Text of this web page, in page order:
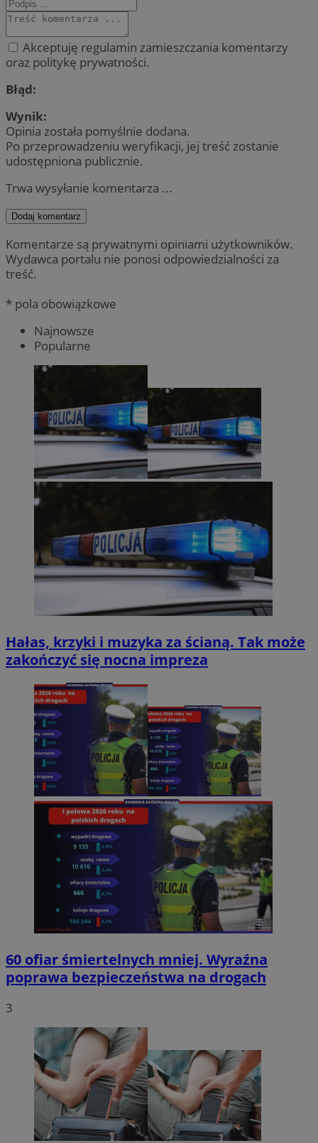
Akceptuję regulamin zamieszczania komentarzy
oraz politykę prywatności.
Błąd:
Wynik:
Opinia została pomyślnie dodana.
Po przeprowadzeniu weryfikacji, jej treść zostanie
udostępniona publicznie.
Trwa wysyłanie komentarza ...
Dodaj komentarz
Komentarze są prywatnymi opiniami użytkowników.
Wydawca portalu nie ponosi odpowiedzialności za
treść.
* pola obowiązkowe
Najnowsze
Popularne
Hałas, krzyki i muzyka za ścianą. Tak może
zakończyć się nocna impreza
60 ofiar śmiertelnych mniej. Wyraźna
poprawa bezpieczeństwa na drogach
3